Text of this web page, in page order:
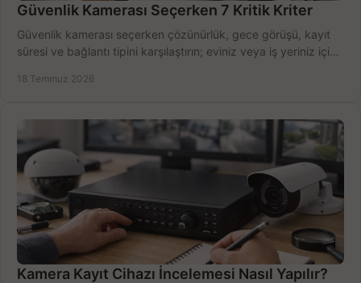
Güvenlik Kamerası Seçerken 7 Kritik Kriter
Güvenlik kamerası seçerken çözünürlük, gece görüşü, kayıt
süresi ve bağlantı tipini karşılaştırın; eviniz veya iş yeriniz için
18 Temmuz 2026
Kamera Kayıt Cihazı İncelemesi Nasıl Yapılır?